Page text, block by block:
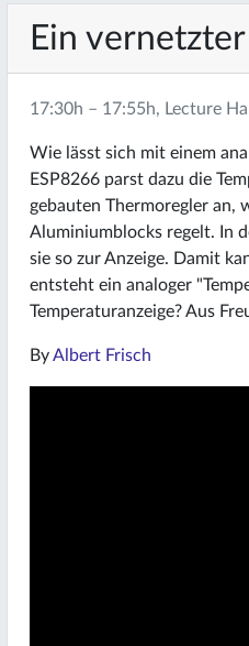
Ein
17:30h – 17:55h, Lecture
Wie lässt sich mit einem
ESP8266 parst dazu die
gebauten Thermoregler an,
Aluminiumblocks regelt. In
sie so zur Anzeige. Damit
entsteht ein analoger
Temperaturanzeige? Aus
ByAlbert Frisch